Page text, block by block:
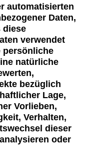
automatisierten
Daten,
diese
verwendet
persönliche
natürliche
bezüglich
Lage,
Vorlieben,
Verhalten,
dieser
oder